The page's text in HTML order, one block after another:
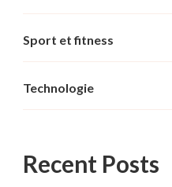
Sport et fitness
Technologie
Recent Posts